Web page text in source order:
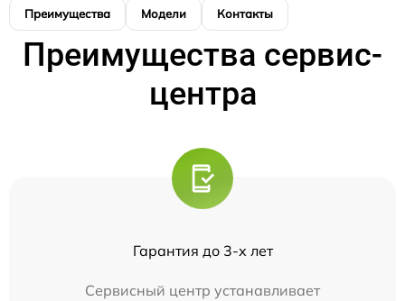
Преимущества Модели Контакты
Преимущества сервис-
центра
Гарантия до 3-х лет
Сервисный центр устанавливает